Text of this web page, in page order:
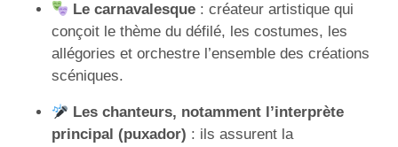
Le carnavalesque : créateur artistique qui
conçoit le thème du défilé, les costumes, les
allégories et orchestre l’ensemble des créations
scéniques.
Les chanteurs, notamment l’interprète
principal (puxador) : ils assurent la